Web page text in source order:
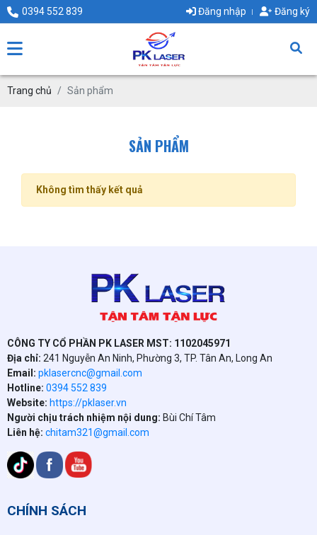
0394 552 839 Đăng nhập Đăng ký
Trang chủ Sản phẩm
SẢN PHẨM
Không tìm thấy kết quả
CÔNG TY CỔ PHẦN PK LASER MST: 1102045971
Địa chỉ: 241 Nguyễn An Ninh, Phường 3, TP. Tân An, Long An
Email: pklasercnc@gmail.com
Hotline: 0394 552 839
Website: https://pklaser.vn
Người chịu trách nhiệm nội dung: Bùi Chí Tâm
Liên hệ: chitam321@gmail.com
CHÍNH SÁCH